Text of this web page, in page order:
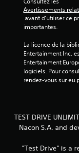
Avertissements
importantes.
La licence de la
Entertainment Inc.
Entertainment
logiciels. Pour
rendez-vous sur
TEST DRIVE
Nacon S.A. and
"Test Drive" is a